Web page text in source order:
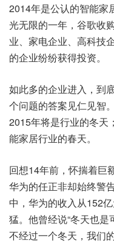
2014年是公认的智能家
光无限的一年，谷歌收
业、家电企业、高科技
的企业纷纷获得投资。
如此多的企业进入，到
个问题的答案见仁见智
2015年将是行业的冬天
能家居行业的春天。
回想14年前，怀揣着巨
华为的任正非却始终警
中，华为的收入从152
猛。他曾经说“冬天也
不经过一个冬天，我们